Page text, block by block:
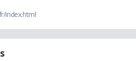
index.html